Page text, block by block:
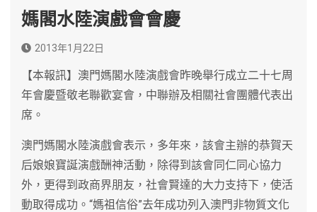
媽閣水陸演戲會會慶
2013年1月22日
【本報訊】澳門媽閣水陸演戲會昨晚舉行成立二十七周
年會慶暨敬老聯歡宴會，中聯辦及相關社會團體代表出
席。
澳門媽閣水陸演戲會表示，多年來，該會主辦的恭賀天
后娘娘寶誕演戲酬神活動，除得到該會同仁同心協力
外，更得到政商界朋友，社會賢達的大力支持下，使活
動取得成功。“媽祖信俗”去年成功列入澳門非物質文化